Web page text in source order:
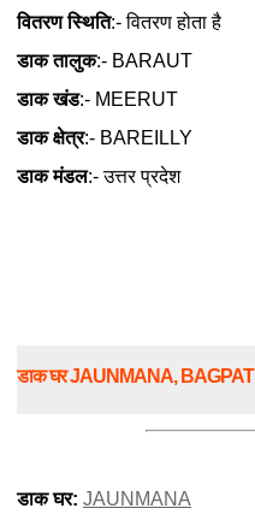
वितरण स्थिति:- वितरण होता है
डाक तालुक:- BARAUT
डाक खंड:- MEERUT
डाक क्षेत्र:- BAREILLY
डाक मंडल:- उत्तर प्रदेश
डाक घर JAUNMANA, BAGPAT
डाक घर: JAUNMANA